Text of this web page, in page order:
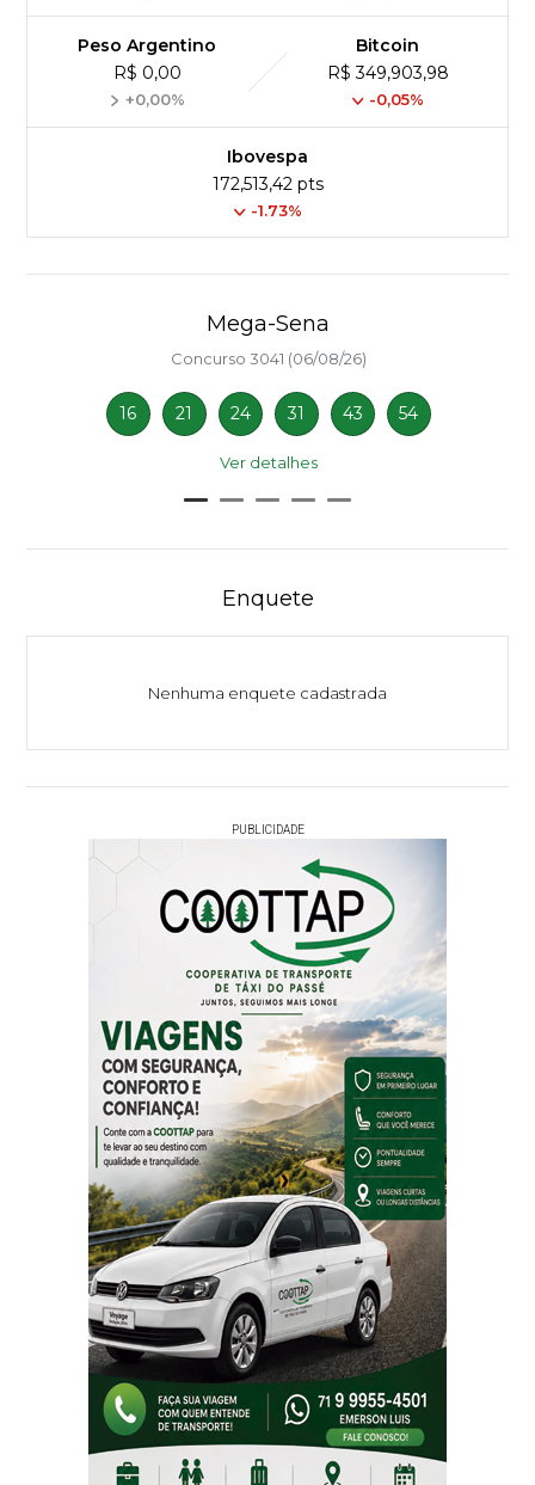
Peso Argentino
R$ 0,00
+0,00%
Bitcoin
R$ 349,903,98
-0,05%
Ibovespa
172,513,42 pts
-1.73%
Mega-Sena
Concurso 3041 (06/08/26)
16 21 24 31 43 54
Ver detalhes
Enquete
Nenhuma enquete cadastrada
PUBLICIDADE